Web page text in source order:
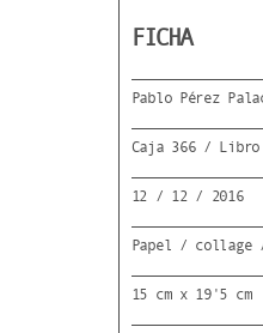
FICHA
Pablo Pérez
Caja 366 /
12 / 12 / 2016
Papel / collage
15 cm x 19'5 cm